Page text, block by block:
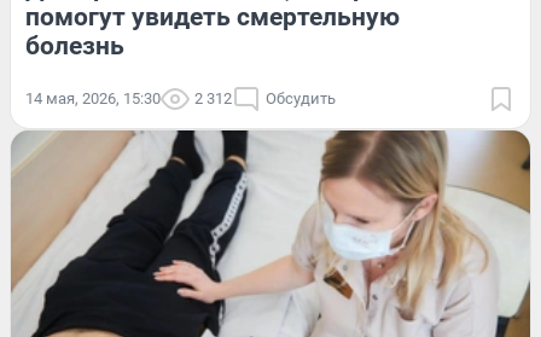
помогут увидеть смертельную
болезнь
14 мая, 2026, 15:30 2 312 Обсудить